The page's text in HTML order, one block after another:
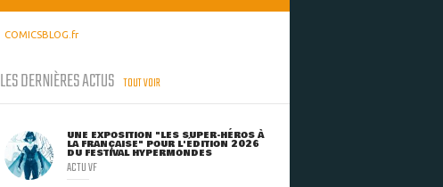
COMICSBLOG.fr
LES DERNIÈRES ACTUS TOUT VOIR
UNE EXPOSITION "LES SUPER-HÉROS À
LA FRANÇAISE" POUR L'ÉDITION 2026
DU FESTIVAL HYPERMONDES
ACTU VF